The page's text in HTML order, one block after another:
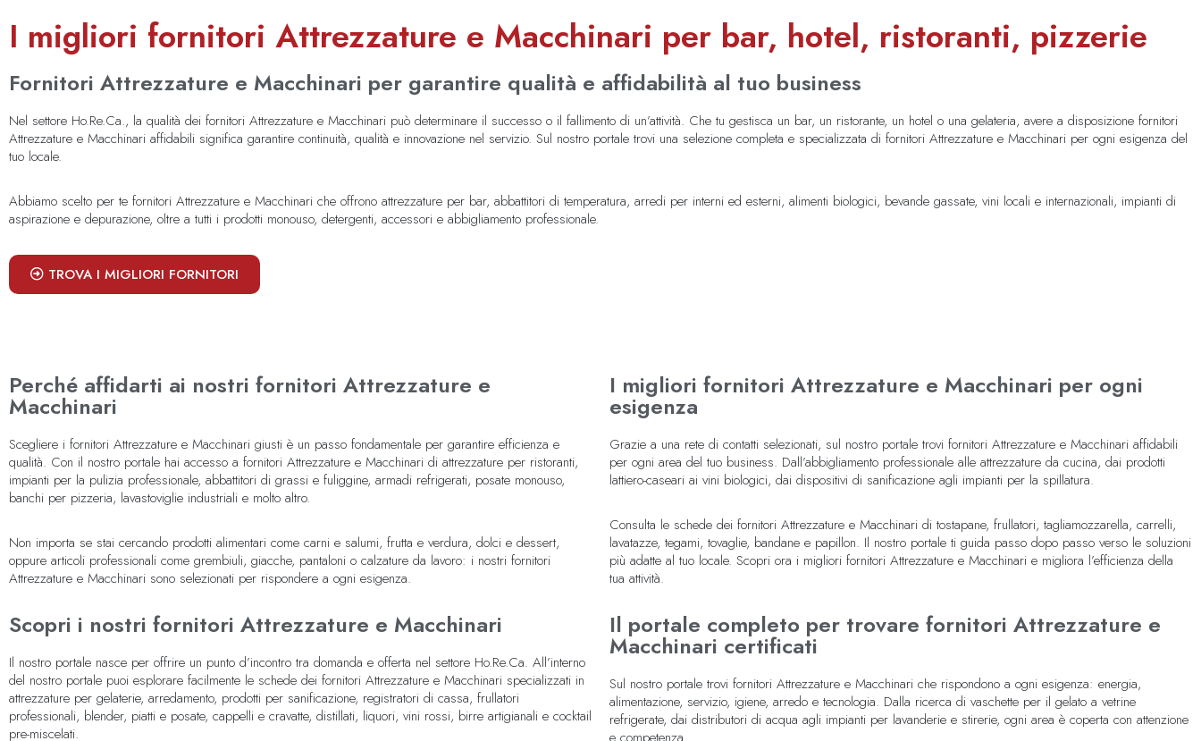
I migliori fornitori Attrezzature e Macchinari per bar, hotel, ristoranti, pizzerie
Fornitori Attrezzature e Macchinari per garantire qualità e affidabilità al tuo business
Nel settore Ho.Re.Ca., la qualità dei fornitori Attrezzature e Macchinari può determinare il successo o il fallimento di un’attività. Che tu gestisca un bar, un ristorante, un hotel o una gelateria, avere a disposizione fornitori
Attrezzature e Macchinari affidabili significa garantire continuità, qualità e innovazione nel servizio. Sul nostro portale trovi una selezione completa e specializzata di fornitori Attrezzature e Macchinari per ogni esigenza del
tuo locale.
Abbiamo scelto per te fornitori Attrezzature e Macchinari che offrono attrezzature per bar, abbattitori di temperatura, arredi per interni ed esterni, alimenti biologici, bevande gassate, vini locali e internazionali, impianti di
aspirazione e depurazione, oltre a tutti i prodotti monouso, detergenti, accessori e abbigliamento professionale.
TROVA I MIGLIORI FORNITORI
Perché affidarti ai nostri fornitori Attrezzature e
Macchinari
Scegliere i fornitori Attrezzature e Macchinari giusti è un passo fondamentale per garantire efficienza e
qualità. Con il nostro portale hai accesso a fornitori Attrezzature e Macchinari di attrezzature per ristoranti,
impianti per la pulizia professionale, abbattitori di grassi e fuliggine, armadi refrigerati, posate monouso,
banchi per pizzeria, lavastoviglie industriali e molto altro.
Non importa se stai cercando prodotti alimentari come carni e salumi, frutta e verdura, dolci e dessert,
oppure articoli professionali come grembiuli, giacche, pantaloni o calzature da lavoro: i nostri fornitori
Attrezzature e Macchinari sono selezionati per rispondere a ogni esigenza.
Scopri i nostri fornitori Attrezzature e Macchinari
Il nostro portale nasce per offrire un punto d’incontro tra domanda e offerta nel settore Ho.Re.Ca. All’interno
del nostro portale puoi esplorare facilmente le schede dei fornitori Attrezzature e Macchinari specializzati in
attrezzature per gelaterie, arredamento, prodotti per sanificazione, registratori di cassa, frullatori
professionali, blender, piatti e posate, cappelli e cravatte, distillati, liquori, vini rossi, birre artigianali e cocktail
pre-miscelati.
I migliori fornitori Attrezzature e Macchinari per ogni
esigenza
Grazie a una rete di contatti selezionati, sul nostro portale trovi fornitori Attrezzature e Macchinari affidabili
per ogni area del tuo business. Dall’abbigliamento professionale alle attrezzature da cucina, dai prodotti
lattiero-caseari ai vini biologici, dai dispositivi di sanificazione agli impianti per la spillatura.
Consulta le schede dei fornitori Attrezzature e Macchinari di tostapane, frullatori, tagliamozzarella, carrelli,
lavatazze, tegami, tovaglie, bandane e papillon. Il nostro portale ti guida passo dopo passo verso le soluzioni
più adatte al tuo locale. Scopri ora i migliori fornitori Attrezzature e Macchinari e migliora l’efficienza della
tua attività.
Il portale completo per trovare fornitori Attrezzature e
Macchinari certificati
Sul nostro portale trovi fornitori Attrezzature e Macchinari che rispondono a ogni esigenza: energia,
alimentazione, servizio, igiene, arredo e tecnologia. Dalla ricerca di vaschette per il gelato a vetrine
refrigerate, dai distributori di acqua agli impianti per lavanderie e stirerie, ogni area è coperta con attenzione